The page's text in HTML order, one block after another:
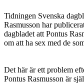
Tidningen Svenska
Rasmusson har
dagbladet att Pontus
om att ha sex med de
Det här är ett problem
Pontus Rasmusson är